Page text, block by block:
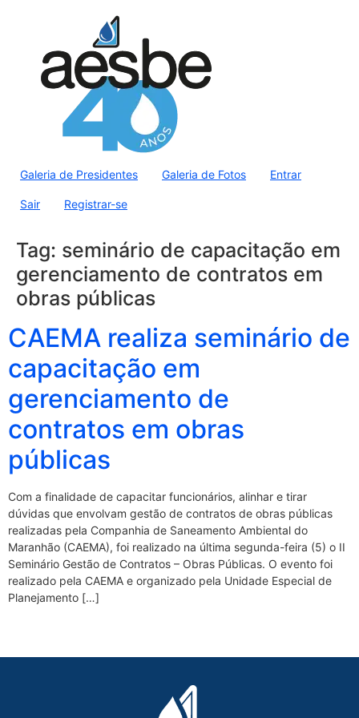
Galeria de Presidentes Galeria de Fotos Entrar
Sair Registrar-se
Tag: seminário de capacitação em
gerenciamento de contratos em
obras públicas
CAEMA realiza seminário de
capacitação em
gerenciamento de
contratos em obras
públicas
Com a finalidade de capacitar funcionários, alinhar e tirar
dúvidas que envolvam gestão de contratos de obras públicas
realizadas pela Companhia de Saneamento Ambiental do
Maranhão (CAEMA), foi realizado na última segunda-feira (5) o II
Seminário Gestão de Contratos – Obras Públicas. O evento foi
realizado pela CAEMA e organizado pela Unidade Especial de
Planejamento […]